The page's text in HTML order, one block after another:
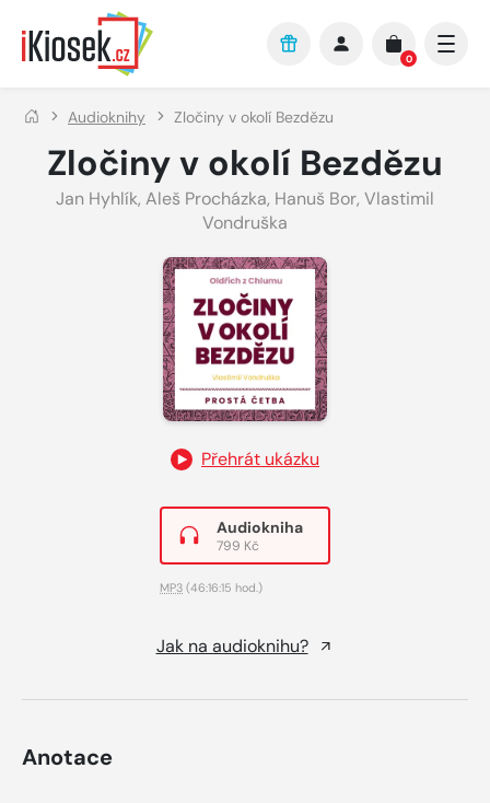
Přejít na hlavní obsah
0
Audioknihy Zločiny v okolí Bezdězu
Zločiny v okolí Bezdězu
Jan Hyhlík, Aleš Procházka, Hanuš Bor, Vlastimil
Vondruška
Přehrát ukázku
Audiokniha
799 Kč
MP3 (46:16:15 hod.)
Jak na audioknihu?
Anotace